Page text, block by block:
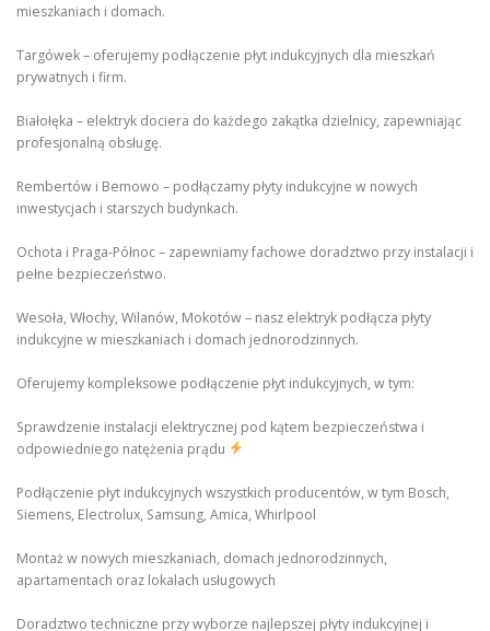
mieszkaniach i domach.
Targówek – oferujemy podłączenie płyt indukcyjnych dla mieszkań
prywatnych i firm.
Białołęka – elektryk dociera do każdego zakątka dzielnicy, zapewniając
profesjonalną obsługę.
Rembertów i Bemowo – podłączamy płyty indukcyjne w nowych
inwestycjach i starszych budynkach.
Ochota i Praga-Północ – zapewniamy fachowe doradztwo przy instalacji i
pełne bezpieczeństwo.
Wesoła, Włochy, Wilanów, Mokotów – nasz elektryk podłącza płyty
indukcyjne w mieszkaniach i domach jednorodzinnych.
Oferujemy kompleksowe podłączenie płyt indukcyjnych, w tym:
Sprawdzenie instalacji elektrycznej pod kątem bezpieczeństwa i
odpowiedniego natężenia prądu
Podłączenie płyt indukcyjnych wszystkich producentów, w tym Bosch,
Siemens, Electrolux, Samsung, Amica, Whirlpool
Montaż w nowych mieszkaniach, domach jednorodzinnych,
apartamentach oraz lokalach usługowych
Doradztwo techniczne przy wyborze najlepszej płyty indukcyjnej i